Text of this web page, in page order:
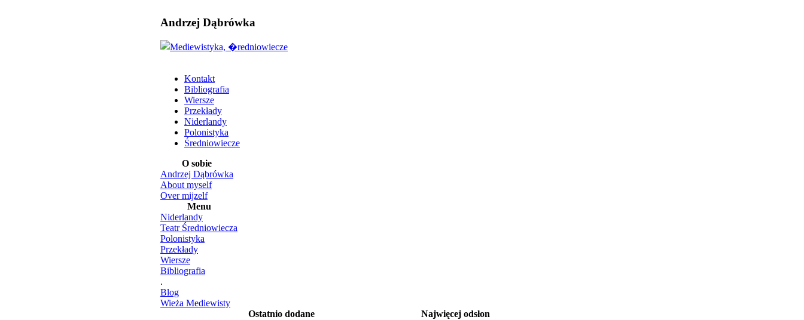
Andrzej Dąbrówka
Kontakt
Bibliografia
Wiersze
Przekłady
Niderlandy
Polonistyka
Średniowiecze
O sobie
Andrzej Dąbrówka
About myself
Over mijzelf
Menu
Niderlandy
Teatr Średniowiecza
Polonistyka
Przekłady
Wiersze
Bibliografia
.
Blog
Wieża Mediewisty
Ostatnio dodane
Najwięcej odsłon